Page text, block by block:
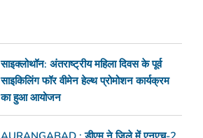
साइक्लोथॉन: अंतराष्ट्रीय महिला दिवस के पूर्व
साइकिलिंग फॉर वीमेन हेल्थ प्रोमोशन कार्यक्रम
का हुआ आयोजन